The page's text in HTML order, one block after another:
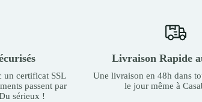
un certificat SSL
passent par
sérieux !
Livraison Rapide
Une livraison en 48h dans
le jour même à